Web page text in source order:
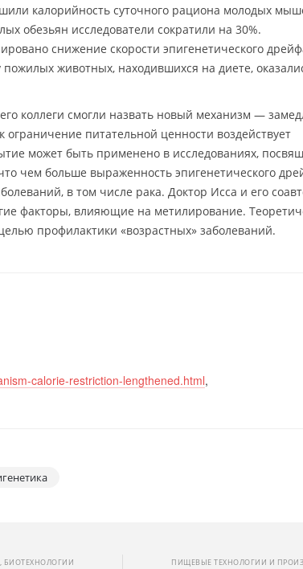
калорийность суточного рациона молодых
обезьян исследователи сократили на 30%.
снижение скорости эпигенетического
животных, находившихся на диете,
коллеги смогли назвать новый механизм —
питательной ценности воздействует
может быть применено в исследованиях,
чем больше выраженность эпигенетического
в том числе рака. Доктор Исса и его
факторы, влияющие на метилирование.
профилактики «возрастных» заболеваний.
calorie-restriction-lengthened.html,
БИОТЕХНОЛОГИИ ПИЩЕВЫЕ ТЕХНОЛОГИИ И